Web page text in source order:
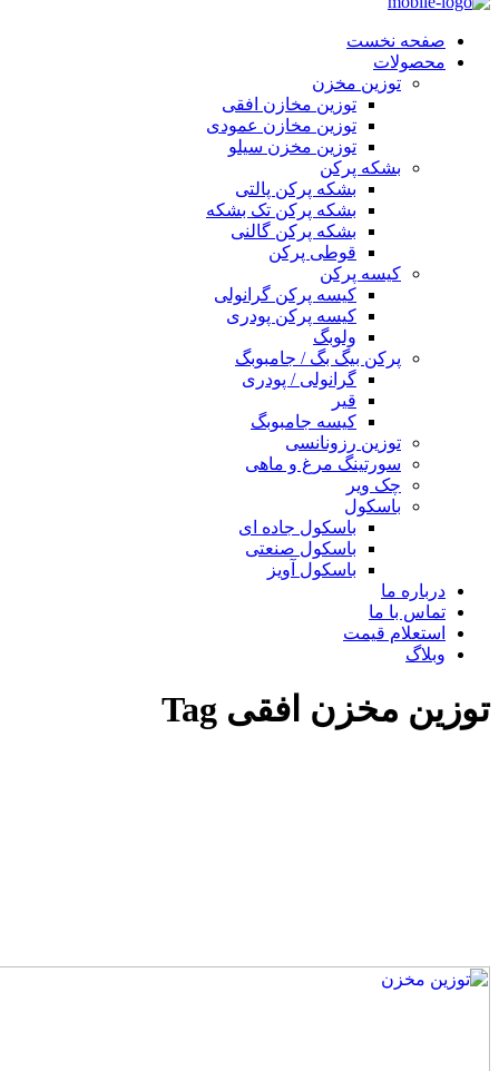
صفحه نخست
محصولات
توزین مخزن
توزین مخازن افقی
توزین مخازن عمودی
توزین مخزن سیلو
بشکه پرکن
بشکه پرکن پالتی
بشکه پرکن تک بشکه
بشکه پرکن گالنی
قوطی پرکن
کیسه پرکن
کیسه پرکن گرانولی
کیسه پرکن پودری
ولوبگ
پرکن بیگ بگ / جامبوبگ
گرانولی / پودری
قیر
کیسه جامبوبگ
توزین رزونانسی
سورتینگ مرغ و ماهی
چک ویر
باسکول
باسکول جاده ای
باسکول صنعتی
باسکول آویز
درباره ما
تماس با ما
استعلام قیمت
وبلاگ
توزین مخزن افقی Tag